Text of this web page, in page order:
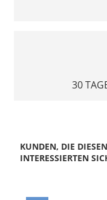
30
KUNDEN, DIE
INTERESSIERTEN